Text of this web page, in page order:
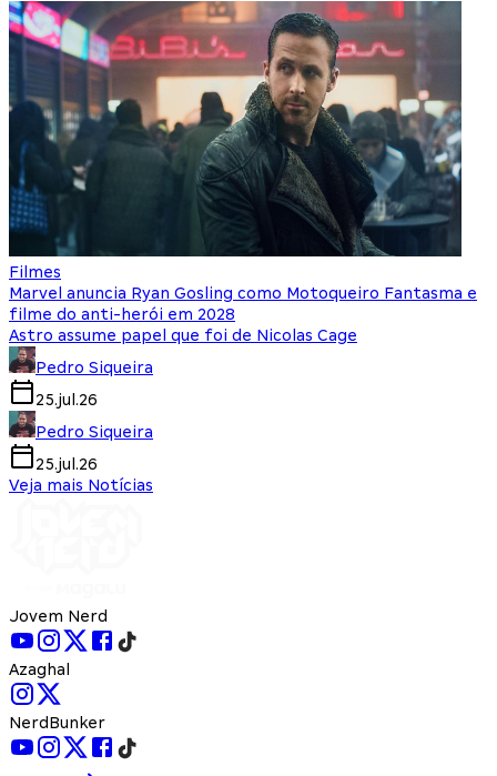
Filmes
Marvel anuncia Ryan Gosling como Motoqueiro Fantasma e
filme do anti-herói em 2028
Astro assume papel que foi de Nicolas Cage
Pedro Siqueira
25.jul.26
Pedro Siqueira
25.jul.26
Veja mais Notícias
Jovem Nerd
Azaghal
NerdBunker